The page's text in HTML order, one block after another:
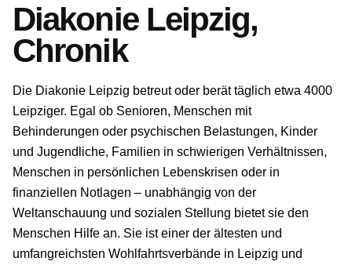
Diakonie Leipzig,
Chronik
Die Diakonie Leipzig betreut oder berät täglich etwa 4000
Leipziger. Egal ob Senioren, Menschen mit
Behinderungen oder psychischen Belastungen, Kinder
und Jugendliche, Familien in schwierigen Verhältnissen,
Menschen in persönlichen Lebenskrisen oder in
finanziellen Notlagen – unabhängig von der
Weltanschauung und sozialen Stellung bietet sie den
Menschen Hilfe an. Sie ist einer der ältesten und
umfangreichsten Wohlfahrtsverbände in Leipzig und